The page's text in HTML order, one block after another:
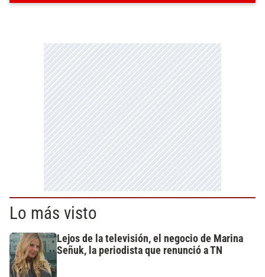
Lo más visto
Lejos de la televisión, el negocio de Marina
Señuk, la periodista que renunció a TN